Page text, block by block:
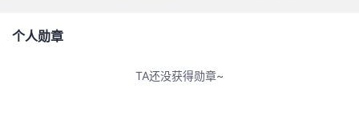
个人勋章
TA还没获得勋章~